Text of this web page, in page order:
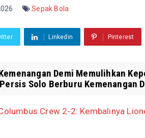
Sepak Bola
Linkedin Pinterest
Demi Memulihkan
Solo Berburu Kemenangan
Crew 2-2: Kembalinya